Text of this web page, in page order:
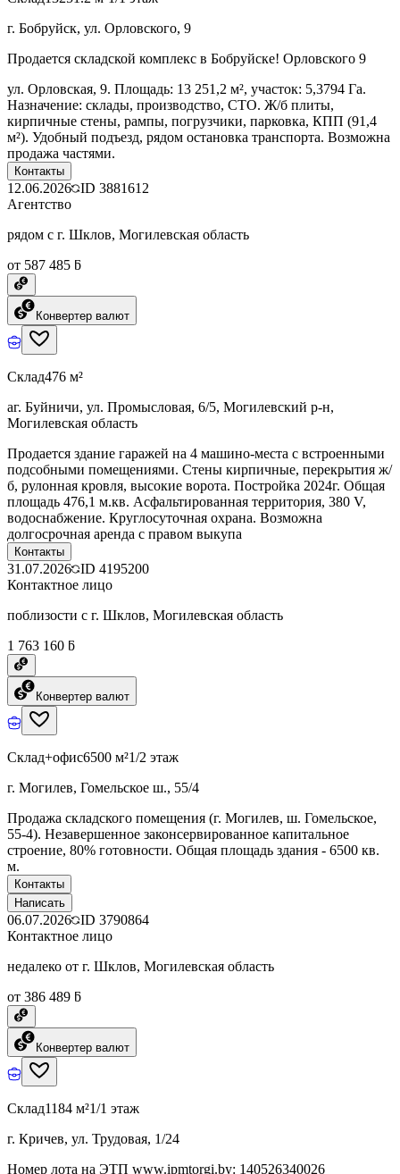
г. Бобруйск, ул. Орловского, 9
Продается складской комплекс в Бобруйске! Орловского 9
ул. Орловская, 9. Площадь: 13 251,2 м², участок: 5,3794 Га.
Назначение: склады, производство, СТО. Ж/б плиты,
кирпичные стены, рампы, погрузчики, парковка, КПП (91,4
м²). Удобный подъезд, рядом остановка транспорта. Возможна
продажа частями.
Контакты
12.06.2026 ID 3881612
Агентство
рядом с г. Шклов, Могилевская область
от 587 485 ƃ
Конвертер валют
Склад476 м²
аг. Буйничи, ул. Промысловая, 6/5, Могилевский р-н,
Могилевская область
Продается здание гаражей на 4 машино-места с встроенными
подсобными помещениями. Стены кирпичные, перекрытия ж/
б, рулонная кровля, высокие ворота. Постройка 2024г. Общая
площадь 476,1 м.кв. Асфальтированная территория, 380 V,
водоснабжение. Круглосуточная охрана. Возможна
долгосрочная аренда с правом выкупа
Контакты
31.07.2026 ID 4195200
Контактное лицо
поблизости с г. Шклов, Могилевская область
1 763 160 ƃ
Конвертер валют
Склад+офис6500 м²1/2 этаж
г. Могилев, Гомельское ш., 55/4
Продажа складского помещения (г. Могилев, ш. Гомельское,
55-4). Незавершенное законсервированное капитальное
строение, 80% готовности. Общая площадь здания - 6500 кв.
м.
Контакты
Написать
06.07.2026 ID 3790864
Контактное лицо
недалеко от г. Шклов, Могилевская область
от 386 489 ƃ
Конвертер валют
Склад1184 м²1/1 этаж
г. Кричев, ул. Трудовая, 1/24
Номер лота на ЭТП www.ipmtorgi.by: 140526340026